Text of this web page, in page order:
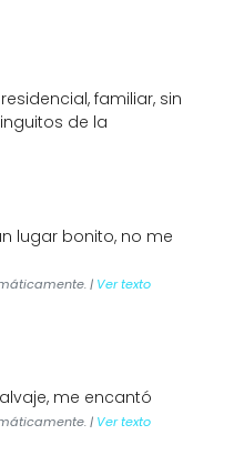
familiar, sin
de la
lugar bonito, no me
| Ver texto
me encantó
| Ver texto